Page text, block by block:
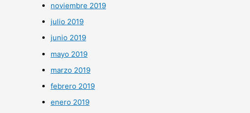
noviembre 2019
julio 2019
junio 2019
mayo 2019
marzo 2019
febrero 2019
enero 2019